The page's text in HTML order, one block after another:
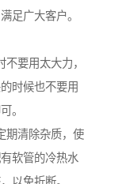
足广大客户。
要用太大力，
时候也不要用
。
期清除杂质，使
软管的冷热水